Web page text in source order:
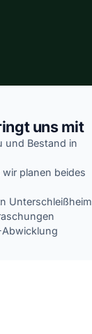
uns mit
und Bestand in
planen beides
Unterschleißheim
Abwicklung